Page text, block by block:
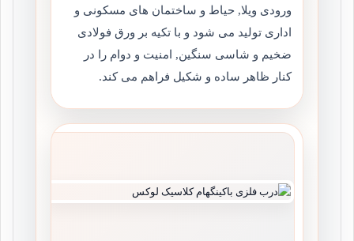
ورودی ویلا, حیاط و ساختمان های مسکونی و
اداری تولید می شود و با تکیه بر ورق فولادی
ضخیم و شاسی سنگین, امنیت و دوام را در
کنار ظاهر ساده و شکیل فراهم می کند.